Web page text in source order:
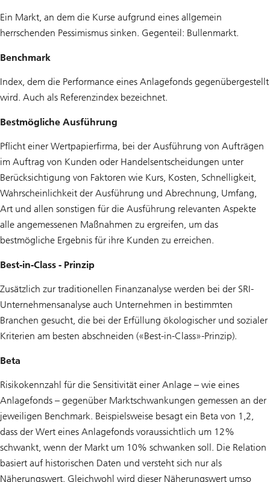
Ein Markt, an dem die Kurse aufgrund eines allgemein
herrschenden Pessimismus sinken. Gegenteil: Bullenmarkt.
Benchmark
Index, dem die Performance eines Anlagefonds gegenübergestellt
wird. Auch als Referenzindex bezeichnet.
Bestmögliche Ausführung
Pflicht einer Wertpapierfirma, bei der Ausführung von Aufträgen
im Auftrag von Kunden oder Handelsentscheidungen unter
Berücksichtigung von Faktoren wie Kurs, Kosten, Schnelligkeit,
Wahrscheinlichkeit der Ausführung und Abrechnung, Umfang,
Art und allen sonstigen für die Ausführung relevanten Aspekte
alle angemessenen Maßnahmen zu ergreifen, um das
bestmögliche Ergebnis für ihre Kunden zu erreichen.
Best-in-Class - Prinzip
Zusätzlich zur traditionellen Finanzanalyse werden bei der SRI-
Unternehmensanalyse auch Unternehmen in bestimmten
Branchen gesucht, die bei der Erfüllung ökologischer und sozialer
Kriterien am besten abschneiden («Best-in-Class»-Prinzip).
Beta
Risikokennzahl für die Sensitivität einer Anlage – wie eines
Anlagefonds – gegenüber Marktschwankungen gemessen an der
jeweiligen Benchmark. Beispielsweise besagt ein Beta von 1,2,
dass der Wert eines Anlagefonds voraussichtlich um 12%
schwankt, wenn der Markt um 10% schwanken soll. Die Relation
basiert auf historischen Daten und versteht sich nur als
Näherungswert. Gleichwohl wird dieser Näherungswert umso